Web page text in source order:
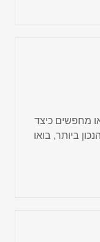
מחפשים כיצד
ביותר, בואו